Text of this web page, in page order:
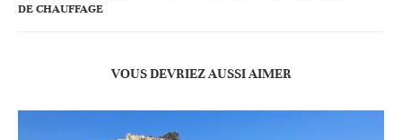
DE CHAUFFAGE
VOUS DEVRIEZ AUSSI AIMER